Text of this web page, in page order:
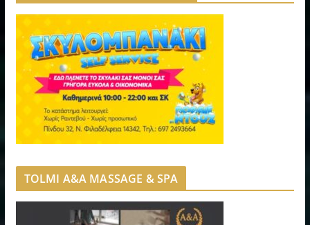
TOLMI A&A MASSAGE & SPA